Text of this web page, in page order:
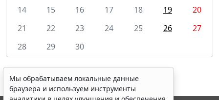
14
15 16 17 18 19
20
21
22 23 24 25 26
27
28
29 30
Мы обрабатываем локальные данные
браузера и используем инструменты